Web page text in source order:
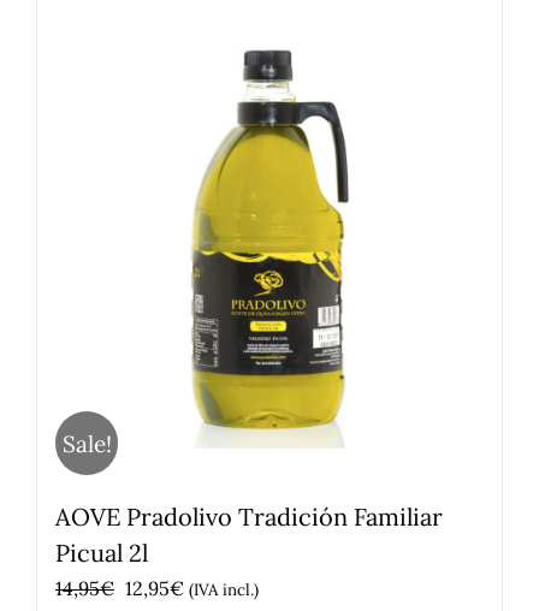
Sale!
AOVE Pradolivo Tradición Familiar
Picual 2l
14,95€ El
12,95€El(IVA incl.)